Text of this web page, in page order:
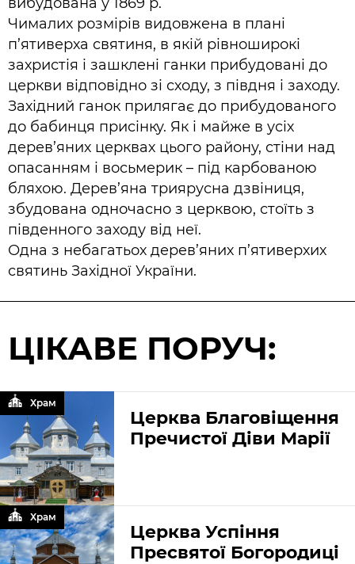
Чималих розмірів видовжена в плані
п’ятиверха святиня, в якій рівноширокі
захристія і зашклені ганки прибудовані до
церкви відповідно зі сходу, з півдня і заходу.
Західний ганок прилягає до прибудованого
до бабинця присінку. Як і майже в усіх
дерев’яних церквах цього району, стіни над
опасанням і восьмерик – під карбованою
бляхою. Дерев’яна триярусна дзвіниця,
збудована одночасно з церквою, стоїть з
південного заходу від неї.
Одна з небагатьох дерев’яних п’ятиверхих
святинь Західної України.
ЦІКАВЕ ПОРУЧ:
Церква Благовіщення
Пречистої Діви Марії
Храм
Церква Успіння
Пресвятої Богородиці
Храм